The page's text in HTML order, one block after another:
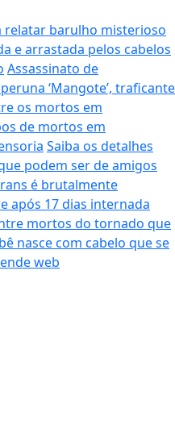
relatar barulho misterioso
e arrastada pelos cabelos
Assassinato de
‘Mangote’, traficante
os mortos em
de mortos em
Saiba os detalhes
podem ser de amigos
é brutalmente
após 17 dias internada
mortos do tornado que
nasce com cabelo que se
web